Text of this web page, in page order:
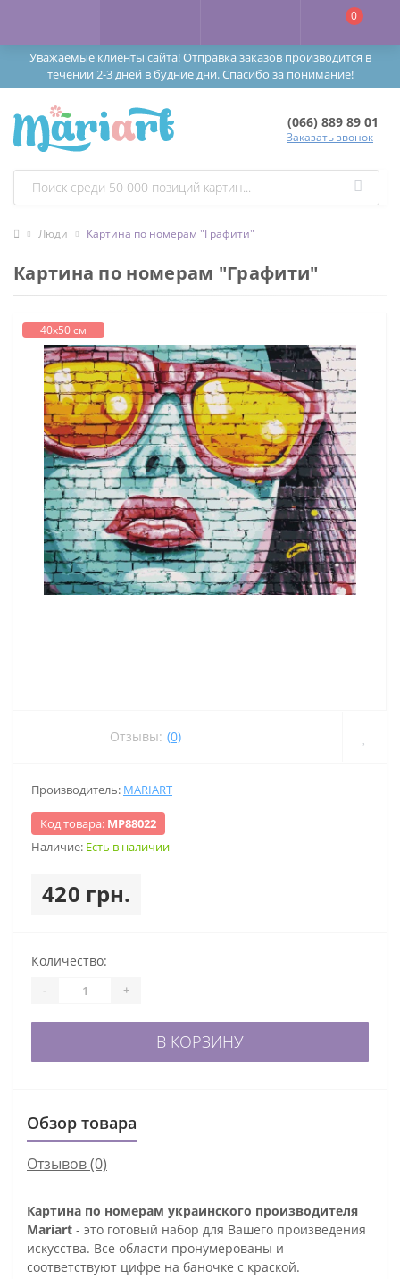
Уважаемые клиенты сайта! Отправка заказов производится в
течении 2-3 дней в будние дни. Спасибо за понимание!
0
(066) 889 89 01
Заказать звонок
Люди Картина по номерам "Графити"
Картина по номерам "Графити"
40х50 см
Отзывы: (0)
Производитель: MARIART
Код товара: МР88022
Наличие: Есть в наличии
420 грн.
Количество:
- +
В КОРЗИНУ
Обзор товара
Отзывов (0)
Картина по номерам украинского производителя
Mariart - это готовый набор для Вашего произведения
искусства. Все области пронумерованы и
соответствуют цифре на баночке с краской.